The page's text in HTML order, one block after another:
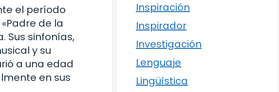
el período
de la
Sus sinfonías,
y su
a una edad
en sus
Inspiración
Inspirador
Investigación
Lenguaje
Lingüística